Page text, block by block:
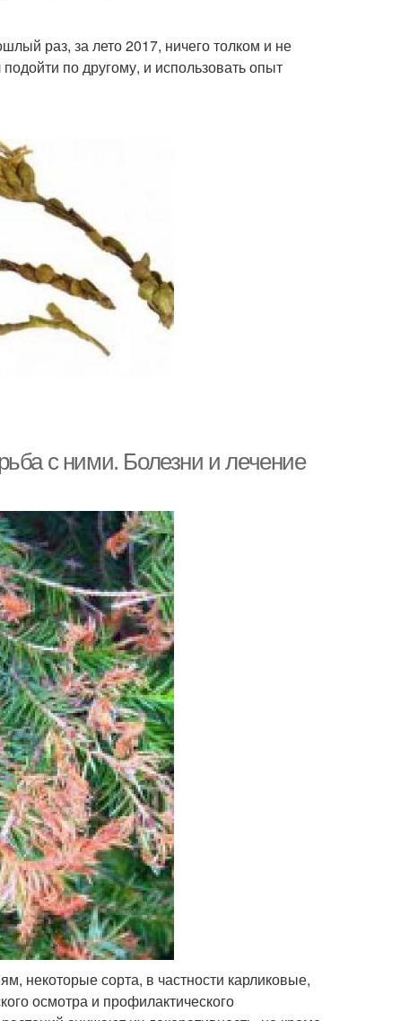
раз, за лето 2017, ничего толком и не
по другому, и использовать опыт
с ними. Болезни и лечение
некоторые сорта, в частности карликовые,
осмотра и профилактического